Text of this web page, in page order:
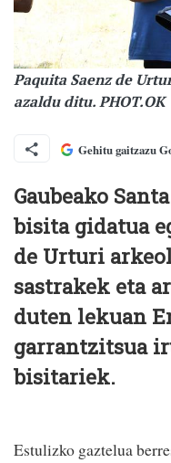
Paquita Saenz de
azaldu ditu. PHOT.OK
Gehitu gaitzazu
Gaubeako
bisita gidatua
de Urturi
sastrakek eta
duten lekuan
garrantzitsua
bisitariek.
Estulizko gaztelua